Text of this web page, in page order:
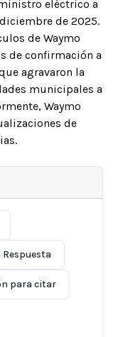
eléctrico a
de 2025.
de Waymo
de confirmación a
agravaron la
municipales a
Waymo
de
Respuesta
para citar